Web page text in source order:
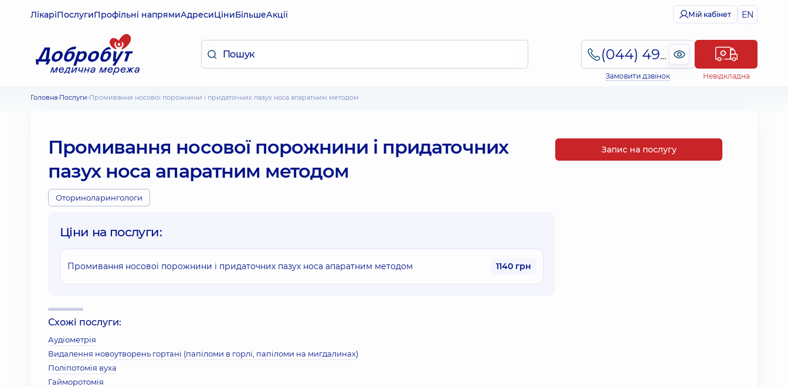
ЛікаріПослугиПрофільні напрямиАдресиЦіниБільшеАкції Мій кабінет EN
(044) 495-2-888
Замовити дзвінок Невідкладна
Головна Послуги Промивання носової порожнини і придаточних пазух носа апаратним методом
Промивання носової порожнини і придаточних
пазух носа апаратним методом
Оториноларингологи
Ціни на послуги:
Промивання носової порожнини і придаточних пазух носа апаратним методом 1140 грн
Схожі послуги:
Аудіометрія
Видалення новоутворень гортані (папіломи в горлі, папіломи на мигдалинах)
Поліпотомія вуха
Гайморотомія
Запис на послугу